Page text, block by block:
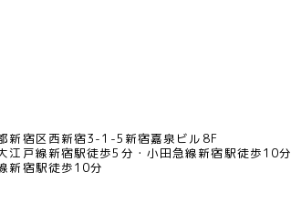
新宿区西新宿3-1-5新宿嘉泉ビル8F
江戸線新宿駅徒歩5分 小田急線新宿駅徒歩10分
新宿駅徒歩10分